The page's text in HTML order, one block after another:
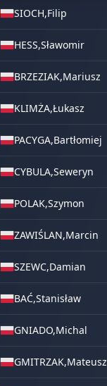
SIOCH,Filip
HESS,Sławomir
BRZEZIAK,Mariusz
KLIMŻA,Łukasz
PACYGA,Bartłomiej
CYBULA,Seweryn
POLAK,Szymon
ZAWIŚLAN,Marcin
SZEWC,Damian
BAĆ,Stanisław
GNIADO,Michal
GMITRZAK,Mateusz